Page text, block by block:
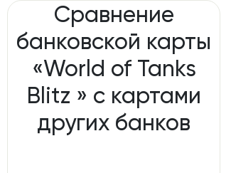
Сравнение
банковской карты
«World of Tanks
Blitz » с картами
других банков